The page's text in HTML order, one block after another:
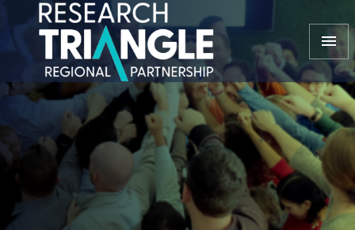
Doorgaan naar artikel
menu